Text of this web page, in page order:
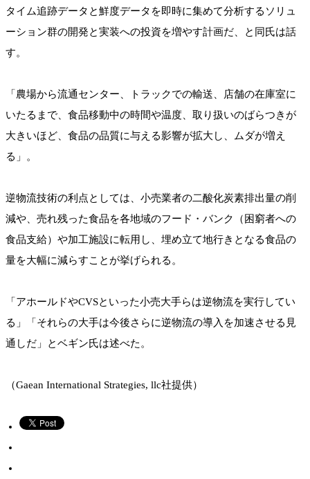
タイム追跡データと鮮度データを即時に集めて分析するソリュ
ーション群の開発と実装への投資を増やす計画だ、と同氏は話
す。
「農場から流通センター、トラックでの輸送、店舗の在庫室に
いたるまで、食品移動中の時間や温度、取り扱いのばらつきが
大きいほど、食品の品質に与える影響が拡大し、ムダが増え
る」。
逆物流技術の利点としては、小売業者の二酸化炭素排出量の削
減や、売れ残った食品を各地域のフード・バンク（困窮者への
食品支給）や加工施設に転用し、埋め立て地行きとなる食品の
量を大幅に減らすことが挙げられる。
「アホールドやCVSといった小売大手らは逆物流を実行してい
る」「それらの大手は今後さらに逆物流の導入を加速させる見
通しだ」とベギン氏は述べた。
（Gaean International Strategies, llc社提供）